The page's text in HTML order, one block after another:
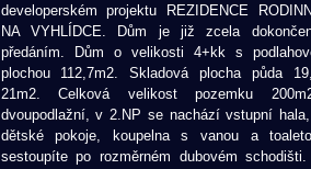
developerském projektu REZIDENCE
NA VYHLÍDCE. Dům je již zcela
předáním. Dům o velikosti 4+kk s
plochou 112,7m2. Skladová plocha půda
21m2. Celková velikost pozemku
dvoupodlažní, v 2.NP se nachází vstupní
dětské pokoje, koupelna s vanou a
sestoupíte po rozměrném dubovém